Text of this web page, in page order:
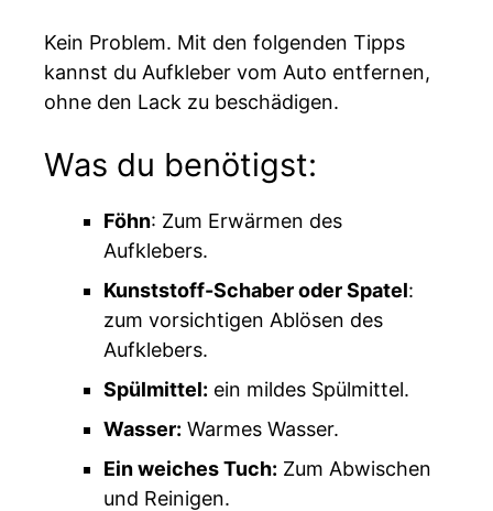
Kein Problem. Mit den folgenden Tipps
kannst du Aufkleber vom Auto entfernen,
ohne den Lack zu beschädigen.
Was du benötigst:
Föhn: Zum Erwärmen des
Aufklebers.
Kunststoff-Schaber oder Spatel:
zum vorsichtigen Ablösen des
Aufklebers.
Spülmittel: ein mildes Spülmittel.
Wasser: Warmes Wasser.
Ein weiches Tuch: Zum Abwischen
und Reinigen.